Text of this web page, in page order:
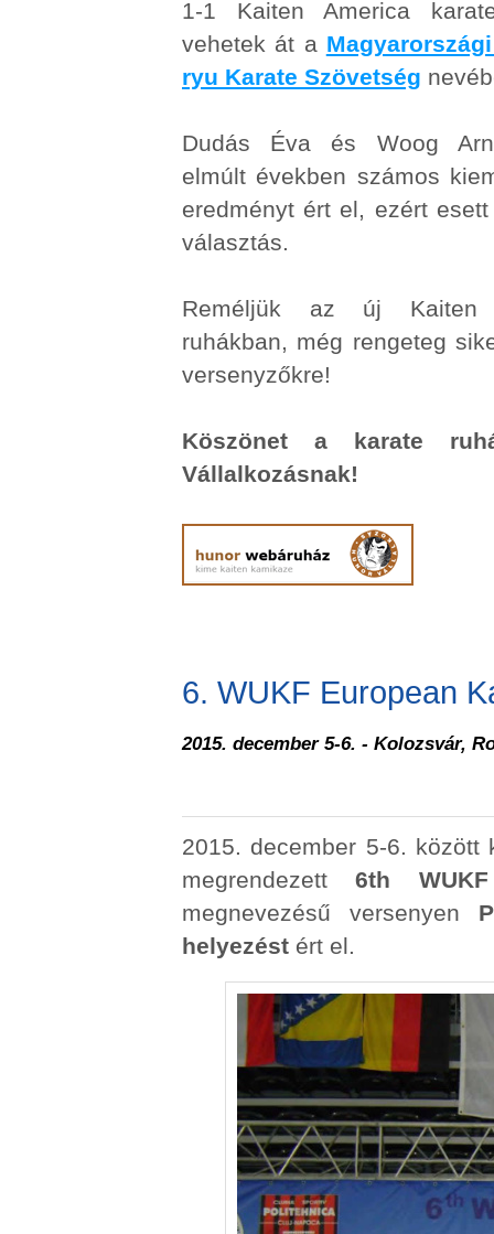
1-1 Kaiten America
vehetek át a
ryu Karate Szövetség
Dudás Éva és Woog
elmúlt években számos
eredményt ért el, ezért
választás.
Reméljük az új Kaiten
ruhákban, még rengeteg
versenyzőkre!
Köszönet a karate
Vállalkozásnak!
6. WUKF European
2015. december 5-6. - Kolozsvár,
2015. december 5-6. között
megrendezett6th
megnevezésű versenyen
helyezést ért el.